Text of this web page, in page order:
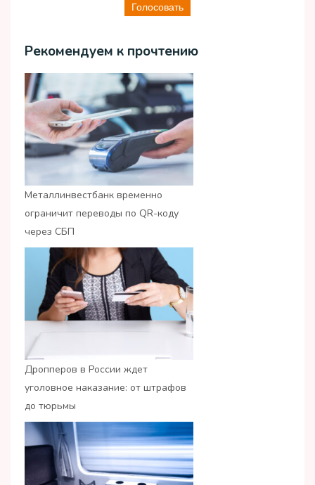
Голосовать
Рекомендуем к прочтению
Металлинвестбанк временно
ограничит переводы по QR-коду
через СБП
Дропперов в России ждет
уголовное наказание: от штрафов
до тюрьмы